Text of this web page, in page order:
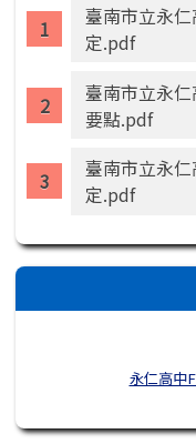
臺南市立永
定.pdf
臺南市立永
要點.pdf
臺南市立永
定.pdf
永仁高中